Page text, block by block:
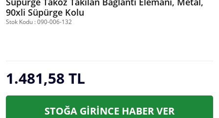
90xli Süpürge Kolu
Stok Kodu : 090-006-132
1.481,58 TL
STOĞA GİRİNCE HABER VER